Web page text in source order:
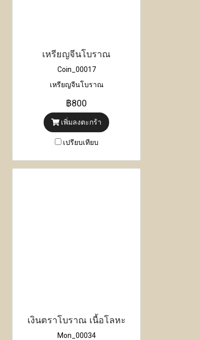
เหรียญจีนโบราณ
Coin_00017
เหรียญจีนโบราณ
฿800
เพิ่มลงตะกร้า
เปรียบเทียบ
เงินตราโบราณ เนื้อโลหะ
Mon_00034